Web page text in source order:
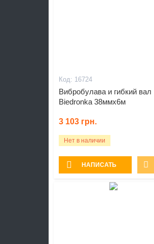
16724
Вибробулава и гибкий вал
Biedronka 38ммх6м
3 103 грн.
Нет в наличии
НАПИСАТЬ